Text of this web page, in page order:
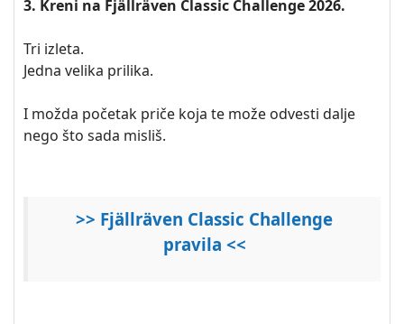
3. Kreni na Fjällräven Classic Challenge 2026.
Tri izleta.
Jedna velika prilika.
I možda početak priče koja te može odvesti dalje
nego što sada misliš.
>> Fjällräven Classic Challenge
pravila <<